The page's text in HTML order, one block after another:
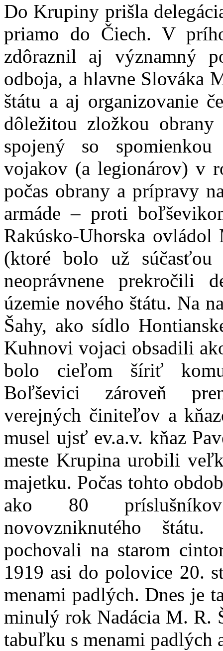
Do Krupiny prišla
priamo do Čiech. V
zdôraznil aj významný
odboja, a hlavne Slováka
štátu a aj organizovanie
dôležitou zložkou
spojený so
vojakov (a legionárov) v
počas obrany a prípravy
armáde – proti
Rakúsko-Uhorska
(ktoré bolo už súčasťou
neoprávnene prekročili
územie nového štátu. Na
Šahy, ako sídlo
Kuhnovi vojaci obsadili
bolo cieľom šíriť
Boľševici zároveň
verejných činiteľov a
musel ujsť ev.a.v. kňaz
meste Krupina urobili
majetku. Počas tohto
ako 80 príslušníkov
novovzniknutého
pochovali na starom
1919 asi do polovice 20.
menami padlých. Dnes je
minulý rok Nadácia M. R.
tabuľku s menami padlých